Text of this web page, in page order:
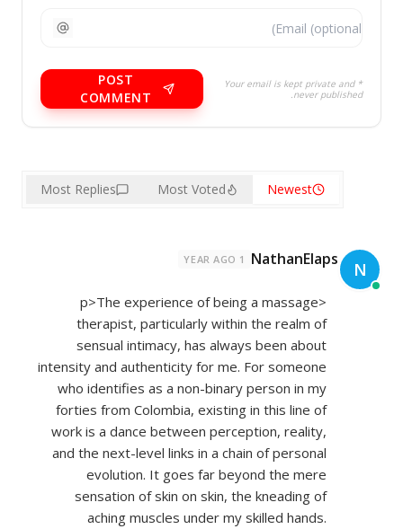
* Your email is kept private and
never published.
POST
COMMENT
Newest
Most Voted
Most Replies
N
NathanElaps
1 YEAR AGO
<p>The experience of being a massage
therapist, particularly within the realm of
sensual intimacy, has always been about
intensity and authenticity for me. For someone
who identifies as a non-binary person in my
forties from Colombia, existing in this line of
work is a dance between perception, reality,
and the next-level links in a chain of personal
evolution. It goes far beyond the mere
sensation of skin on skin, the kneading of
aching muscles under my skilled hands.